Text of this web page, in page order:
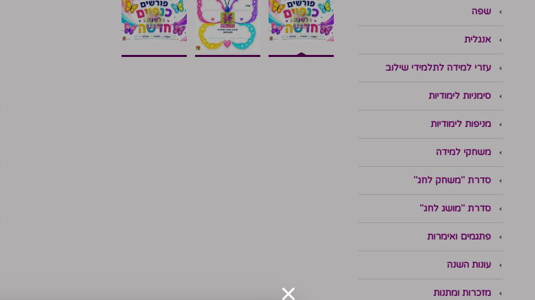
שפה
אנגלית
עזרי למידה לתלמידי שילוב
סימניות לימודיות
מניפות לימודיות
משחקי למידה
סדרת "משחק לחג"
סדרת "מושג לחג"
פתגמים ואימרות
עונות השנה
מזכרות ומתנות